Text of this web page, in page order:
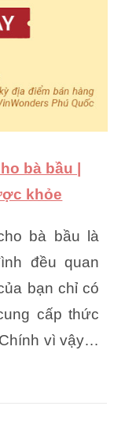
bà bầu |
khỏe
bà bầu là
đều quan
bạn chỉ có
cấp thức
vì vậy…